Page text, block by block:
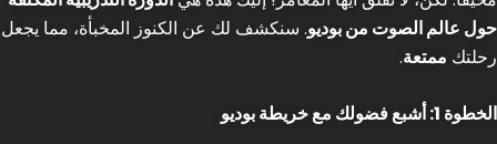
حول عالم الصوت من بوديو. سنكشف لك عن الكنوز المخبأة، مما يجعل
رحلتك ممتعة.
الخطوة 1: أشبع فضولك مع خريطة بوديو